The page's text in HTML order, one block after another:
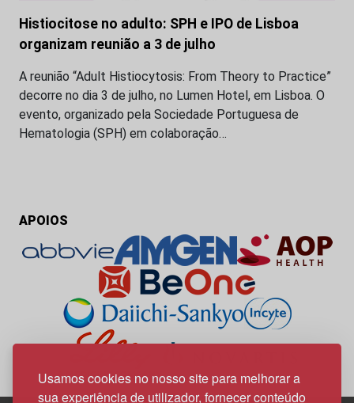
Usamos cookies no nosso site para melhorar a
sua experiência de utilizador, fornecer conteúdo
Histiocitose no adulto: SPH e IPO de Lisboa
organizam reunião a 3 de julho
A reunião “Adult Histiocytosis: From Theory to Practice”
decorre no dia 3 de julho, no Lumen Hotel, em Lisboa. O
evento, organizado pela Sociedade Portuguesa de
Hematologia (SPH) em colaboração…
APOIOS